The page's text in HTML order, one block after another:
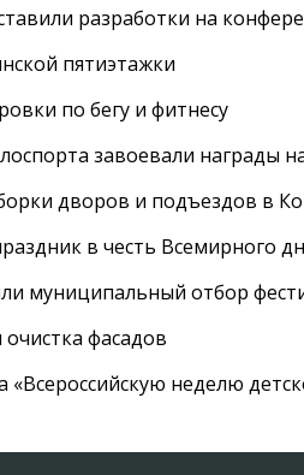
разработки на
пятиэтажки
по бегу и фитнесу
завоевали награды
дворов и подъездов в
в честь Всемирного
отбор
фасадов
неделю